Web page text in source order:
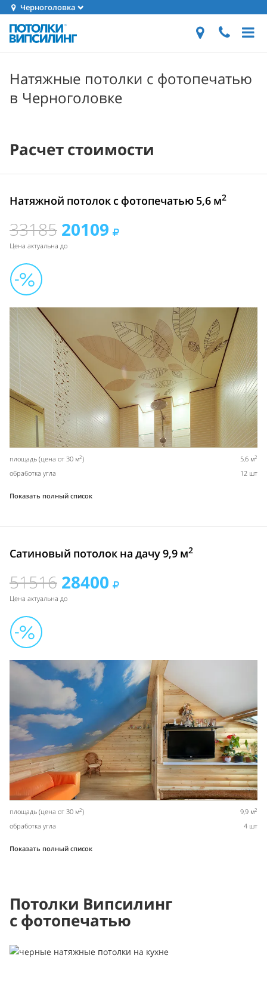
Черноголовка
Натяжные потолки с фотопечатью
в Черноголовке
Расчет стоимости
Натяжной потолок с фотопечатью 5,6 м2
33185 20109
Цена актуальна до
площадь (цена от 30 м2) 5,6 м2
обработка угла 12 шт
Показать полный список
Сатиновый потолок на дачу 9,9 м2
51516 28400
Цена актуальна до
площадь (цена от 30 м2) 9,9 м2
обработка угла 4 шт
Показать полный список
Потолки Випсилинг
с фотопечатью